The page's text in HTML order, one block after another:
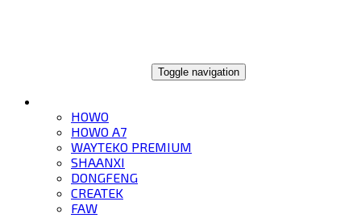
Toggle navigation
HOWO
HOWO A7
WAYTEKO PREMIUM
SHAANXI
DONGFENG
CREATEK
FAW